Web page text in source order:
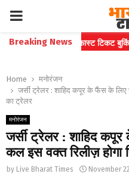
PRIMARY
MENU
Breaking News
कैप्चा करें फास्ट टिकट बुकिंग ⇝
Home
मनोरंजन
जर्सी ट्रेलर : शाहिद कपूर के फैंस के लिए
का ट्रेलर
मनोरंजन
जर्सी ट्रेलर : शाहिद
कल इस वक्त रिलीज़ होगा
by Live Bharat Times November